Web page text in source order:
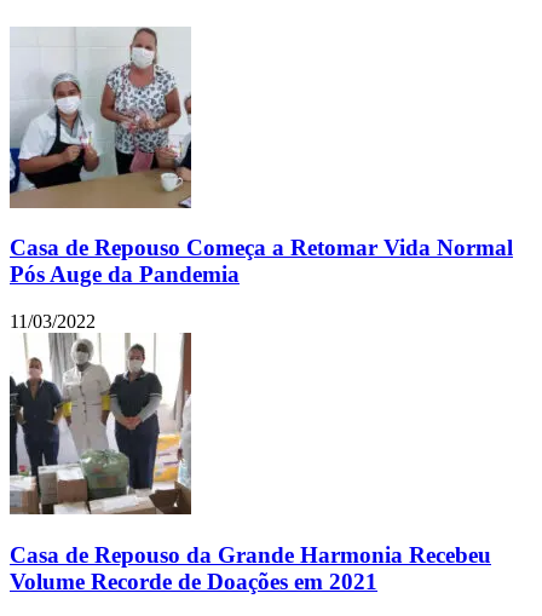
Casa de Repouso Começa a Retomar Vida Normal
Pós Auge da Pandemia
11/03/2022
Casa de Repouso da Grande Harmonia Recebeu
Volume Recorde de Doações em 2021